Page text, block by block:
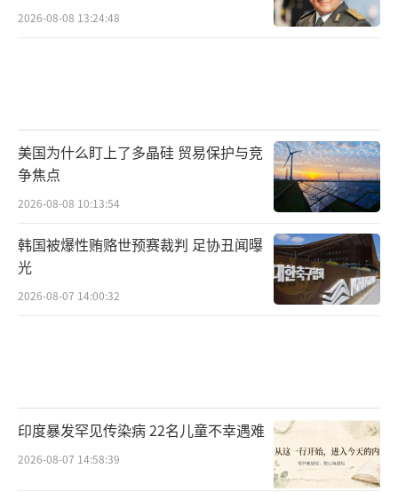
2026-08-08 13:24:48
美国为什么盯上了多晶硅 贸易保护与竞
争焦点
2026-08-08 10:13:54
韩国被爆性贿赂世预赛裁判 足协丑闻曝
光
2026-08-07 14:00:32
印度暴发罕见传染病 22名儿童不幸遇难
2026-08-07 14:58:39